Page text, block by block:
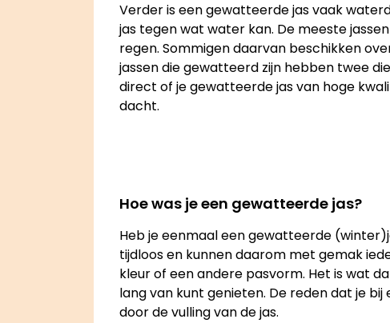
Verder is een gewatteerde jas vaak
jas tegen wat water kan. De meeste
regen. Sommigen daarvan beschikken
jassen die gewatteerd zijn hebben twee
direct of je gewatteerde jas van hoge
dacht.
Hoe was je een gewatteerde jas?
Heb je eenmaal een gewatteerde
tijdloos en kunnen daarom met gemak
kleur of een andere pasvorm. Het is wat
lang van kunt genieten. De reden dat je
door de vulling van de jas.